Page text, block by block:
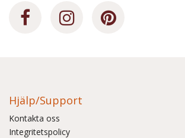
Hjälp/Support
Kontakta oss
Integritetspolicy